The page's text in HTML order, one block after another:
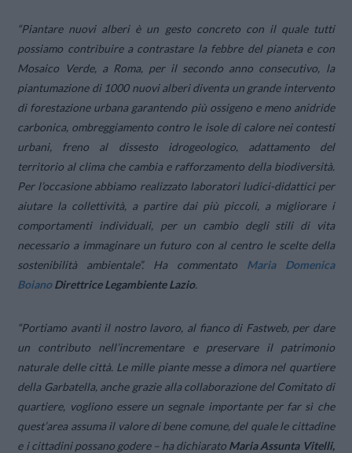
“Piantare nuovi alberi è un gesto concreto con il quale tutti
possiamo contribuire a contrastare la febbre del pianeta e con
Mosaico Verde, a Roma, per il secondo anno consecutivo, la
piantumazione di 1000 nuovi alberi diventa un grande intervento
di forestazione urbana garantendo più ossigeno e meno anidride
carbonica, ombreggiamento contro le isole di calore nei contesti
urbani, freno al dissesto idrogeologico, adattamento del
territorio al clima che cambia e rafforzamento della biodiversità.
Per l’occasione abbiamo realizzato laboratori ludici-didattici per
aiutare la collettività, a partire dai più piccoli, a migliorare i
comportamenti individuali, per un cambio degli stili di vita
necessario a immaginare un futuro con al centro le scelte della
sostenibilità ambientale”.Ha commentato Maria Domenica
BoianoDirettrice Legambiente Lazio.
“Portiamo avanti il nostro lavoro, al fianco di Fastweb, per dare
un contributo nell’incrementare e preservare il patrimonio
naturale delle città. Le mille piante messe a dimora nel quartiere
della Garbatella, anche grazie alla collaborazione del Comitato di
quartiere, vogliono essere un segnale importante per far sì che
quest’area assuma il valore di bene comune, del quale le cittadine
e i cittadini possano godere– ha dichiarato Maria Assunta Vitelli,